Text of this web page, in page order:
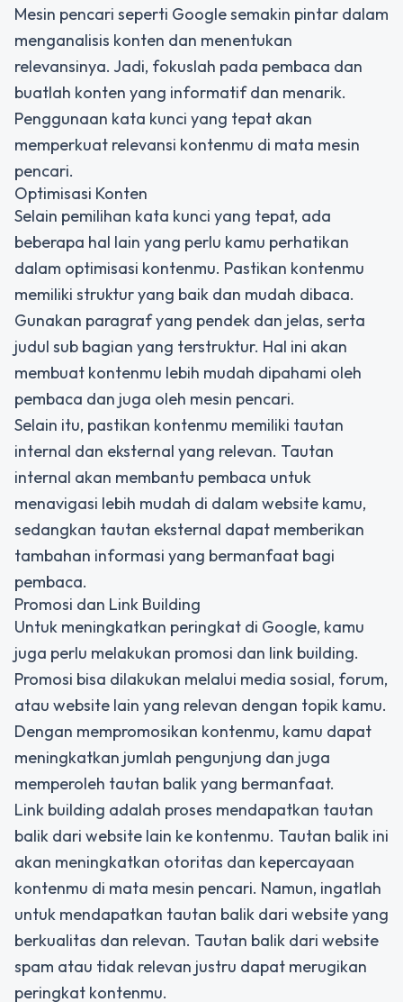
Mesin pencari seperti Google semakin pintar dalam
menganalisis konten dan menentukan
relevansinya. Jadi, fokuslah pada pembaca dan
buatlah konten yang informatif dan menarik.
Penggunaan kata kunci yang tepat akan
memperkuat relevansi kontenmu di mata mesin
pencari.
Optimisasi Konten
Selain pemilihan kata kunci yang tepat, ada
beberapa hal lain yang perlu kamu perhatikan
dalam optimisasi kontenmu. Pastikan kontenmu
memiliki struktur yang baik dan mudah dibaca.
Gunakan paragraf yang pendek dan jelas, serta
judul sub bagian yang terstruktur. Hal ini akan
membuat kontenmu lebih mudah dipahami oleh
pembaca dan juga oleh mesin pencari.
Selain itu, pastikan kontenmu memiliki tautan
internal dan eksternal yang relevan. Tautan
internal akan membantu pembaca untuk
menavigasi lebih mudah di dalam website kamu,
sedangkan tautan eksternal dapat memberikan
tambahan informasi yang bermanfaat bagi
pembaca.
Promosi dan Link Building
Untuk meningkatkan peringkat di Google, kamu
juga perlu melakukan promosi dan link building.
Promosi bisa dilakukan melalui media sosial, forum,
atau website lain yang relevan dengan topik kamu.
Dengan mempromosikan kontenmu, kamu dapat
meningkatkan jumlah pengunjung dan juga
memperoleh tautan balik yang bermanfaat.
Link building adalah proses mendapatkan tautan
balik dari website lain ke kontenmu. Tautan balik ini
akan meningkatkan otoritas dan kepercayaan
kontenmu di mata mesin pencari. Namun, ingatlah
untuk mendapatkan tautan balik dari website yang
berkualitas dan relevan. Tautan balik dari website
spam atau tidak relevan justru dapat merugikan
peringkat kontenmu.